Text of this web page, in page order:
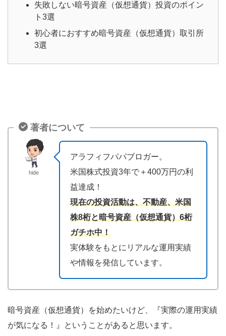
失敗しない暗号資産（仮想通貨）投資のポイン
ト3選
初心者におすすめ暗号資産（仮想通貨）取引所
3選
著者について
hide
アラフィフパパブロガー。
米国株式投資3年で＋400万円の利
益達成！
現在の投資活動は、不動産、米国
株8桁と暗号資産（仮想通貨）6桁
ガチホ中！
実体験をもとにリアルな運用実績
や情報を発信しています。
暗号資産（仮想通貨）を始めたいけど、『実際の運用実績
が気になる！』ということがあると思います。